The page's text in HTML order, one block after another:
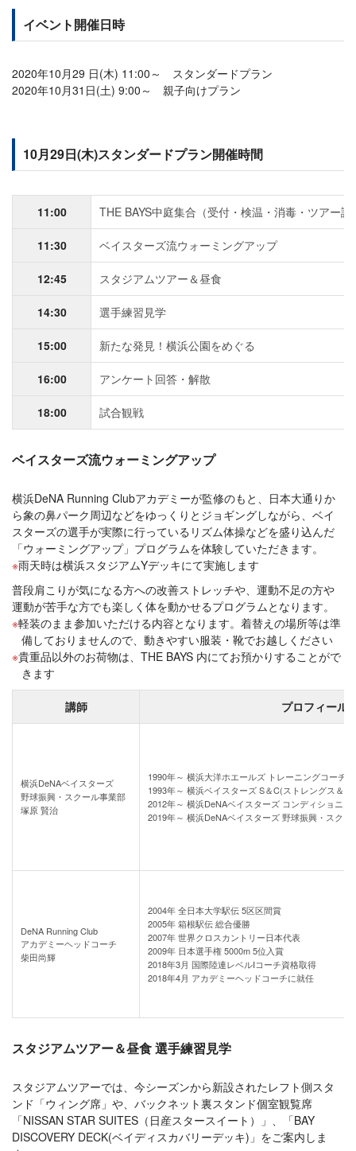
イベント開催日時
2020年10月29 日(木) 11:00～ スタンダードプラン
2020年10月31日(土) 9:00～ 親子向けプラン
10月29日(木)スタンダードプラン開催時間
11:00 THE BAYS中庭集合（受付・検温・消毒・ツアー説
11:30 ベイスターズ流ウォーミングアップ
12:45 スタジアムツアー＆昼食
14:30 選手練習見学
15:00 新たな発見！横浜公園をめぐる
16:00 アンケート回答・解散
18:00 試合観戦
ベイスターズ流ウォーミングアップ
横浜DeNA Running Clubアカデミーが監修のもと、日本大通りか
ら象の鼻パーク周辺などをゆっくりとジョギングしながら、ベイ
スターズの選手が実際に行っているリズム体操などを盛り込んだ
「ウォーミングアップ」プログラムを体験していただきます。
雨天時は横浜スタジアムYデッキにて実施します
普段肩こりが気になる方への改善ストレッチや、運動不足の方や
運動が苦手な方でも楽しく体を動かせるプログラムとなります。
軽装のまま参加いただける内容となります。着替えの場所等は準
備しておりませんので、動きやすい服装・靴でお越しください
貴重品以外のお荷物は、THE BAYS 内にてお預かりすることがで
きます
講師 プロフィール
横浜DeNAベイスターズ
野球振興・スクール事業部
塚原 賢治
1990年～ 横浜大洋ホエールズ トレーニングコーチ
1993年～ 横浜ベイスターズ S＆C(ストレングス＆
2012年～ 横浜DeNAベイスターズ コンディショニン
2019年～ 横浜DeNAベイスターズ 野球振興・スク
DeNA Running Club
アカデミーヘッドコーチ
柴田尚輝
2004年 全日本大学駅伝 5区区間賞
2005年 箱根駅伝 総合優勝
2007年 世界クロスカントリー日本代表
2009年 日本選手権 5000m 5位入賞
2018年3月 国際陸連レベルⅠコーチ資格取得
2018年4月 アカデミーヘッドコーチに就任
スタジアムツアー＆昼食 選手練習見学
スタジアムツアーでは、今シーズンから新設されたレフト側スタ
ンド「ウィング席」や、バックネット裏スタンド個室観覧席
「NISSAN STAR SUITES（日産スタースイート）」、「BAY
DISCOVERY DECK(ベイディスカバリーデッキ)」をご案内しま